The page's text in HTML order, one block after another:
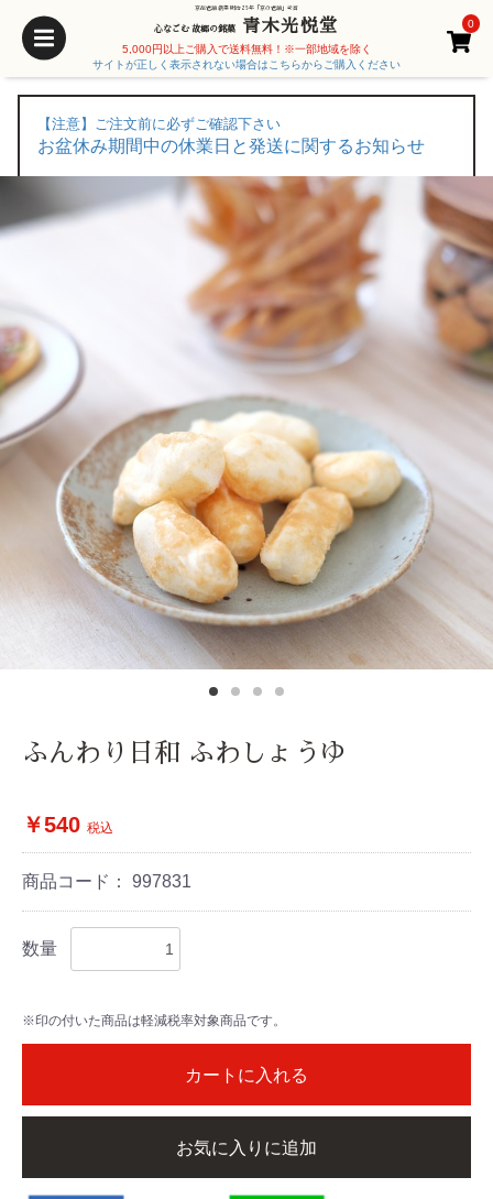
京都老舗 創業 明治25年「京の老舗」受賞
心なごむ 故郷の銘菓 青木光悦堂
5,000円以上ご購入で送料無料！※一部地域を除く
サイトが正しく表示されない場合はこちらからご購入ください
0
【注意】ご注文前に必ずご確認下さい
お盆休み期間中の休業日と発送に関するお知らせ
ふんわり日和 ふわしょうゆ
￥540 税込
商品コード： 997831
数量
※印の付いた商品は軽減税率対象商品です。
カートに入れる
お気に入りに追加